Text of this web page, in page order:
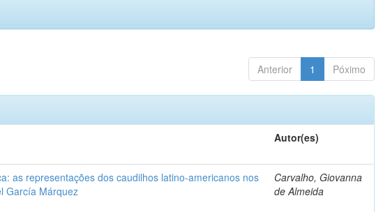
Anterior 1 Póximo
Autor(es)
as representações dos caudilhos latino-americanos nos
García Márquez
Carvalho, Giovanna
de Almeida